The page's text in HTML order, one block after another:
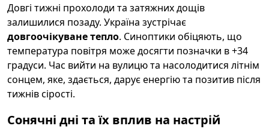
Довгі тижні прохолоди та затяжних дощів
залишилися позаду. Україна зустрічає
довгоочікуване тепло. Синоптики обіцяють, що
температура повітря може досягти позначки в +34
градуси. Час вийти на вулицю та насолодитися літнім
сонцем, яке, здається, дарує енергію та позитив після
тижнів сірості.
Сонячні дні та їх вплив на настрій